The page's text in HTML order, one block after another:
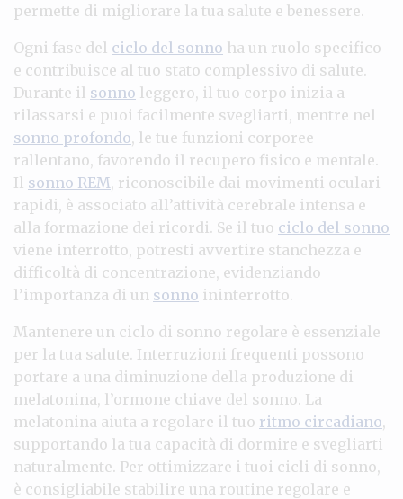
permette di migliorare la tua salute e benessere.
Ogni fase del ciclo del sonno ha un ruolo specifico
e contribuisce al tuo stato complessivo di salute.
Durante il sonno leggero, il tuo corpo inizia a
rilassarsi e puoi facilmente svegliarti, mentre nel
sonno profondo, le tue funzioni corporee
rallentano, favorendo il recupero fisico e mentale.
Il sonno REM, riconoscibile dai movimenti oculari
rapidi, è associato all’attività cerebrale intensa e
alla formazione dei ricordi. Se il tuo ciclo del sonno
viene interrotto, potresti avvertire stanchezza e
difficoltà di concentrazione, evidenziando
l’importanza di un sonno ininterrotto.
Mantenere un ciclo di sonno regolare è essenziale
per la tua salute. Interruzioni frequenti possono
portare a una diminuzione della produzione di
melatonina, l’ormone chiave del sonno. La
melatonina aiuta a regolare il tuo ritmo circadiano,
supportando la tua capacità di dormire e svegliarti
naturalmente. Per ottimizzare i tuoi cicli di sonno,
è consigliabile stabilire una routine regolare e